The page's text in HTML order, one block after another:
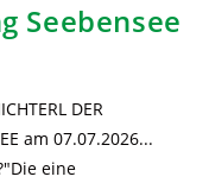
Seebensee
DER
am 07.07.2026...
eine